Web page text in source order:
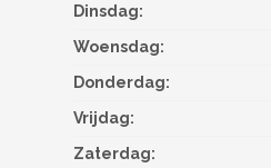
Dinsdag:
Woensdag:
Donderdag:
Vrijdag:
Zaterdag: